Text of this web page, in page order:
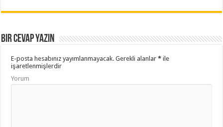
Bir cevap yazın
E-posta hesabınız yayımlanmayacak. Gerekli alanlar* ile
işaretlenmişlerdir
Yorum